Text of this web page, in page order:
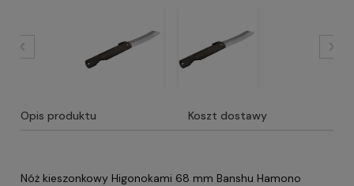
Opis produktu Koszt dostawy
Nóż kieszonkowy Higonokami 68 mm Banshu Hamono